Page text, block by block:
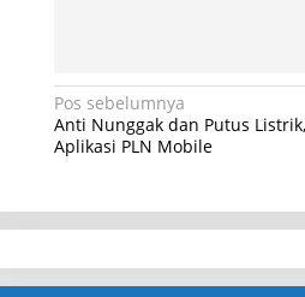
N
a
i
a
Pos sebelumnya
Anti Nunggak dan Putus
Aplikasi PLN Mobile